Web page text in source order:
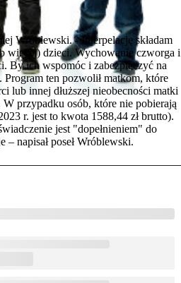
Wróblewski. - Interpelację składam
więcej) dzieci. Wychowanie czworga i
By ich wspomóc i zabezpieczyć na
ten pozwolił matkom, które
lub innej dłuższej nieobecności matki
przypadku osób, które nie pobierają
r. jest to kwota 1588,44 zł brutto).
jest "dopełnieniem" do
napisał poseł Wróblewski.